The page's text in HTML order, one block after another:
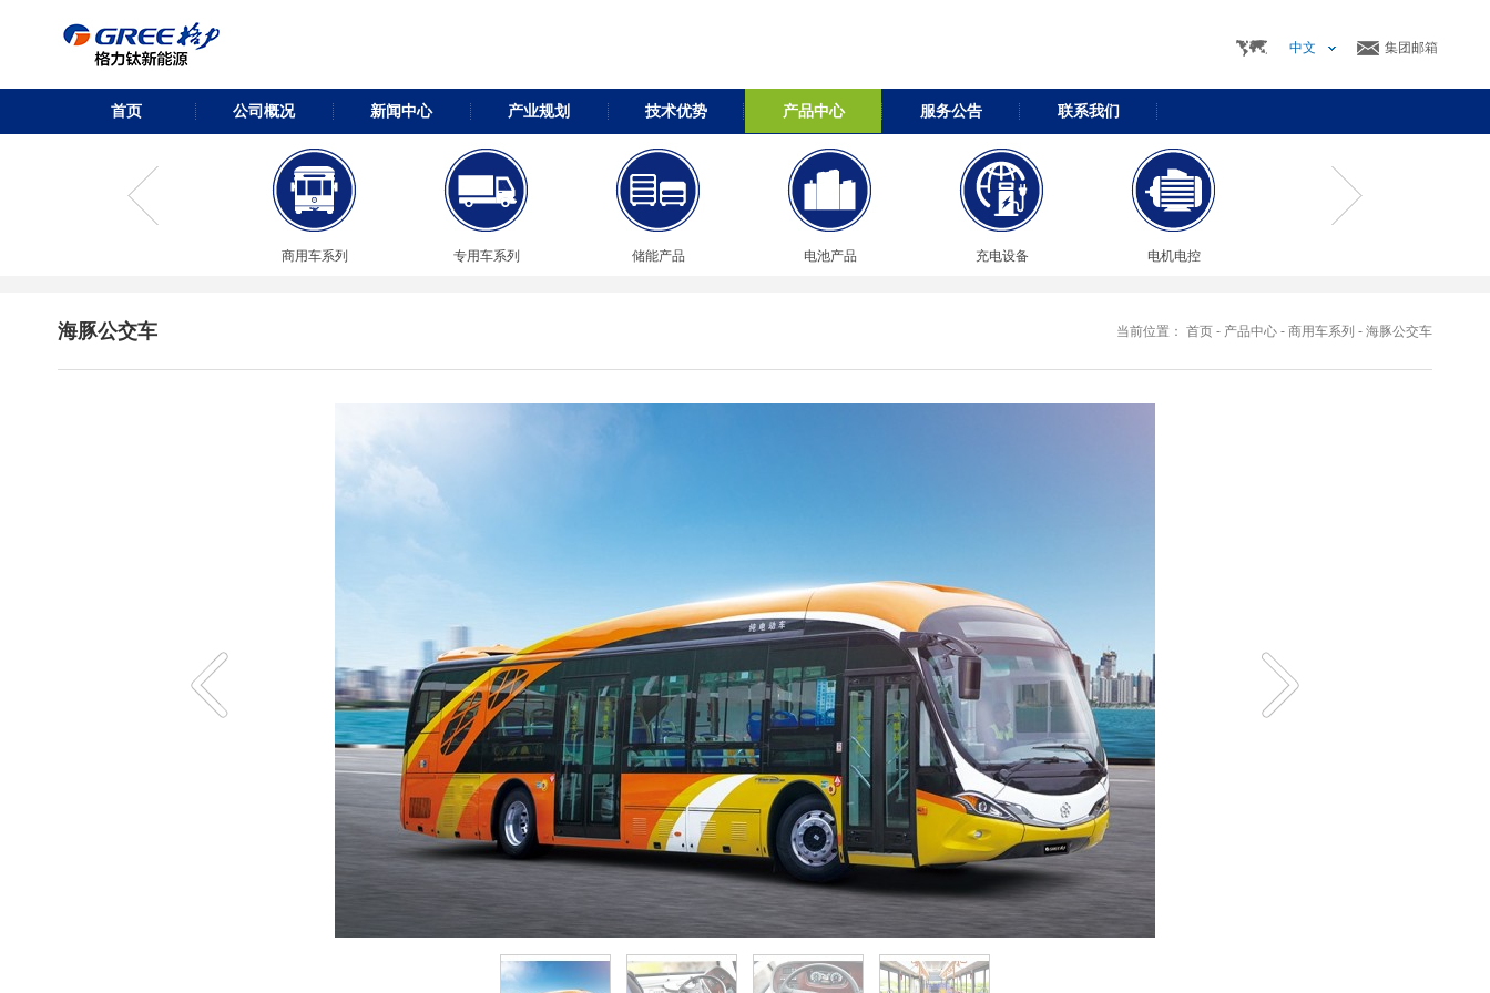
中文 集团邮箱
首页 公司概况 新闻中心 产业规划 技术优势 产品中心 服务公告 联系我们
商用车系列 专用车系列 储能产品 电池产品 充电设备 电机电控
海豚公交车 当前位置： 首页 - 产品中心 - 商用车系列 - 海豚公交车